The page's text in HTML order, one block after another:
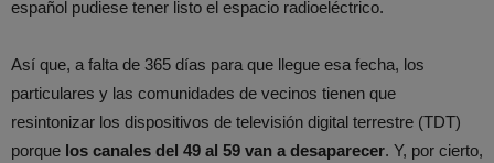
español pudiese tener listo el espacio radioeléctrico.
Así que, a falta de 365 días para que llegue esa fecha, los
particulares y las comunidades de vecinos tienen que
resintonizar los dispositivos de televisión digital terrestre (TDT)
porque los canales del 49 al 59 van a desaparecer. Y, por cierto,